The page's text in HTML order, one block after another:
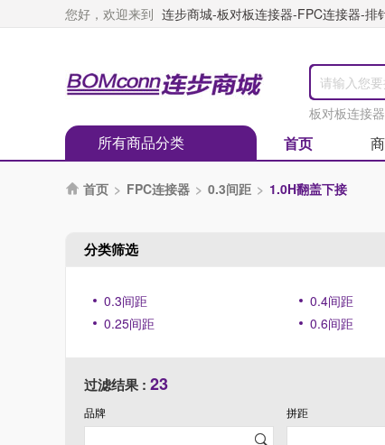
您好，欢迎来到 连步商城-板对板连接器-FPC连接器-
板对板连接器
所有商品分类 首页
 首页 > FPC连接器 > 0.3间距 > 1.0H翻盖下接
分类筛选
0.3间距 0.4间距
0.25间距
0.6间距
过滤结果 : 23
品牌 拼距